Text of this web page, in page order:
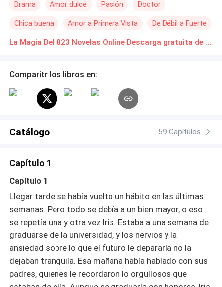
vida como en la caótica ciudad.Hugo busca algo sencillo:
trabajo y la presión de su familia. Pero convivir con Iris,
con su energía imparable, su risa contagiosa y su
con alguien tan colorida y desbordante de energía como
hombre enigmático y de mirada intensa.Mientras los días
en el 823 pasan entre momentos incómodos, pequeños
deberían, ambos comienzan a darse cuenta de que quizá
límites."A veces, el lugar menos esperado es el mejor
hogar para el corazón."
Drama Amor dulce Pasión Doctor
Chica buena Amor a Primera Vista De Débil a Fuerte
La Magia Del 823 Novelas Online Descarga gratuita de PDF
Comparitr los libros en:
Catálogo 59 Capítulos
Capítulo 1
Capítulo 1
Llegar tarde se había vuelto un hábito en las últimas
semanas. Pero todo se debía a un bien mayor, o eso
se repetía una y otra vez Iris. Estaba a una semana de
graduarse de la universidad, y los nervios y la
ansiedad sobre lo que el futuro le depararía no la
dejaban tranquila. Esa mañana había hablado con sus
padres, quienes le recordaron lo orgullosos que